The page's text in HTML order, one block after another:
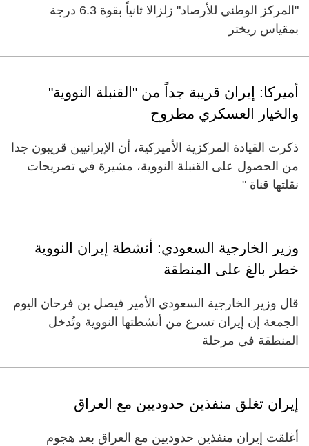
"المركز الوطني للأرصاد" زلزالا ثانياً بقوة 6.3 درجة
بمقياس ريختر
أميركا: إيران قريبة جداً من "القنبلة النووية"
والخيار العسكري مطروح
ذكرت القيادة المركزية الأميركية، أن الإيرانيين قريبون جدا
من الحصول على القنبلة النووية، مشيرة في تصريحات
نقلتها قناة "
وزير الخارجية السعودي: أنشطة إيران النووية
خطر بالغ على المنطقة
قال وزير الخارجية السعودي الأمير فيصل بن فرحان اليوم
الجمعة إن إيران تسرع من أنشطتها النووية وتُدخل
المنطقة في مرحلة
إيران تغلق منفذين حدوديين مع العراق
أغلقت إيران منفذين حدوديين مع العراق بعد هجوم